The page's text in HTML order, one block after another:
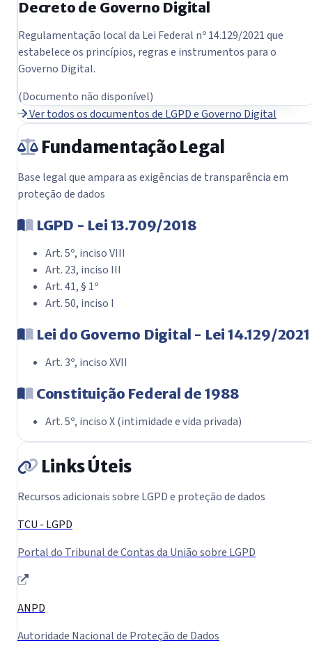
Decreto de Governo Digital
Regulamentação local da Lei Federal nº 14.129/2021 que
estabelece os princípios, regras e instrumentos para o
Governo Digital.
(Documento não disponível)
Ver todos os documentos de LGPD e Governo Digital
Fundamentação Legal
Base legal que ampara as exigências de transparência em
proteção de dados
LGPD - Lei 13.709/2018
Art. 5º, inciso VIII
Art. 23, inciso III
Art. 41, § 1º
Art. 50, inciso I
Lei do Governo Digital - Lei 14.129/2021
Art. 3º, inciso XVII
Constituição Federal de 1988
Art. 5º, inciso X (intimidade e vida privada)
Links Úteis
Recursos adicionais sobre LGPD e proteção de dados
TCU - LGPD
Portal do Tribunal de Contas da União sobre LGPD
ANPD
Autoridade Nacional de Proteção de Dados